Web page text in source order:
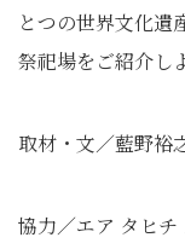
とつの世界文化遺
祭祀場をご紹介し
取材・文／藍野裕
協力／エア タヒチ